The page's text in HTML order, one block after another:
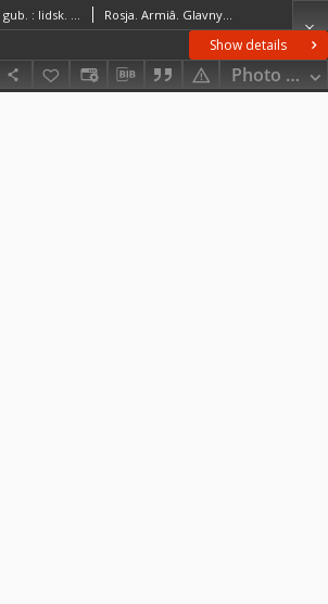
Show details
Photo
XVI - 19 : vilensk. i minsk. gub. : lidsk. ošmânsk. i novogrudsk. uězdov. Rosja. Armiâ. Glavnyj štab. Voenno-topografičeskij otdelRosja. Armiâ. Glavnyj štab. Litografìâ kartografičeskago zavedenìâ